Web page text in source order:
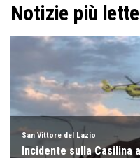
Notizie più lette